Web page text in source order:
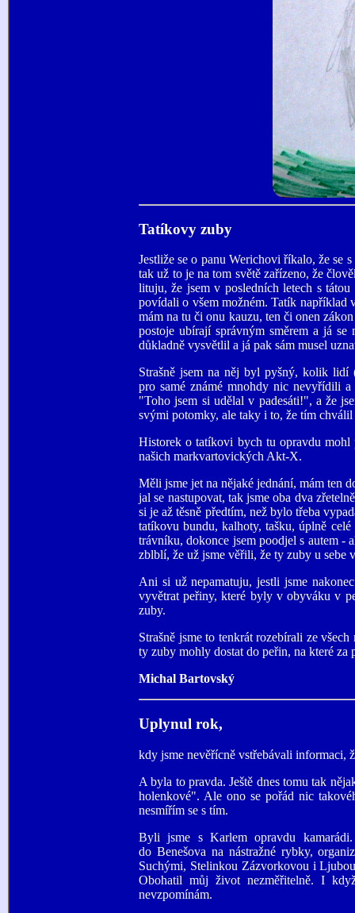
Tatíkovy zuby
Jestliže se o panu Werichovi říkalo, že se
tak už to je na tom světě zařízeno, že
lituju, že jsem v posledních letech s
povídali o všem možném. Tatík například
mám na tu či onu kauzu, ten či onen
postoje ubírají správným směrem a já
důkladně vysvětlil a já pak sám musel
Strašně jsem na něj byl pyšný, kolik lidí
pro samé známé mnohdy nic nevyřídili
"Toho jsem si udělal v padesáti!", a že
svými potomky, ale taky i to, že tím
Historek o tatíkovi bych tu opravdu mohl
našich markvartovických Akt-X.
Měli jsme jet na nějaké jednání, mám ten
jal se nastupovat, tak jsme oba dva
si je až těsně předtím, než bylo třeba
tatíkovu bundu, kalhoty, tašku, úplně
trávníku, dokonce jsem poodjel s autem -
zblblí, že už jsme věřili, že ty zuby u sebe
Ani si už nepamatuju, jestli jsme
vyvětrat peřiny, které byly v obyváku v
zuby.
Strašně jsme to tenkrát rozebírali ze
ty zuby mohly dostat do peřin, na které za
Michal Bartovský
Uplynul rok,
kdy jsme nevěřícně vstřebávali informaci,
A byla to pravda. Ještě dnes tomu tak
holenkové". Ale ono se pořád nic
nesmířím se s tím.
Byli jsme s Karlem opravdu
do Benešova na nástražné rybky,
Suchými, Stelinkou Zázvorkovou i
Obohatil můj život nezměřitelně. I
nevzpomínám.